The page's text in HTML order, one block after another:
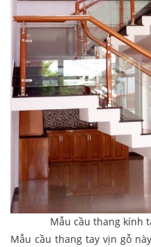
Mẫu cầu thang kính
Mẫu cầu thang tay vịn gỗ